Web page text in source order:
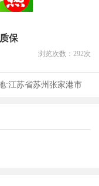
保
浏览次数： 292次
:江苏省苏州张家港市